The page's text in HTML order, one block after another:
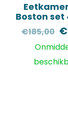
Boston set
€185,00 €